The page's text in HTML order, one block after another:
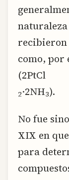
recibieron
como, por
(2PtCl
2·2NH3).
No fue
XIX en
para